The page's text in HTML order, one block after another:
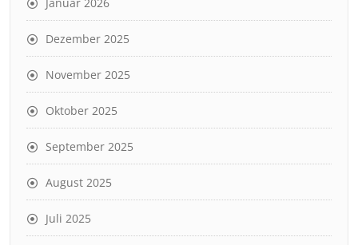
Dezember 2025
November 2025
Oktober 2025
September 2025
August 2025
Juli 2025